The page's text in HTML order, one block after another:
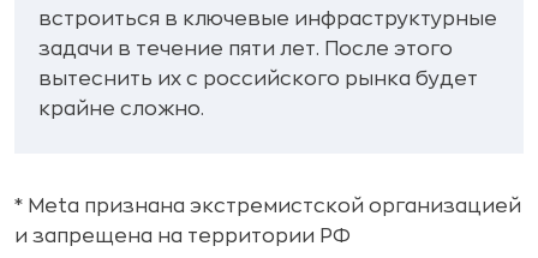
встроиться в ключевые инфраструктурные
задачи в течение пяти лет. После этого
вытеснить их с российского рынка будет
крайне сложно.
* Meta признана экстремистской организацией
и запрещена на территории РФ